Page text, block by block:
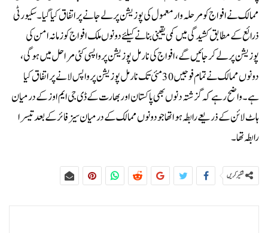
ممالک نے افواج کو مرحلہ وار معمول کی پوزیشن پر لے جانے پر اتفاق کیا گیا۔سکیورٹی
ذرائع کے مطابق کشیدگی میں کمی یقینی بنانے کیلئے دونوں ملک افواج کو زمانہ امن کی
پوزیشن پر لے کر جائیں گے، افواج کی نارمل پوزیشن پر واپسی کئی مراحل میں ہوگی،
دونوں ممالک نے تمام فوجیں 30 مئی تک نارمل پوزیشن پر واپس لانے پر اتفاق کیا
ہے۔واضح رہے کہ گزشتہ دنوں بھی پاکستان اور بھارت کے ڈی جی ایم اوز کے درمیان
ہاٹ لائن کے ذریعے رابطہ ہوا تھا جو دونوں ممالک کے درمیان سیزفائر کے بعد تیسرا
رابطہ تھا۔
شئیر کریں